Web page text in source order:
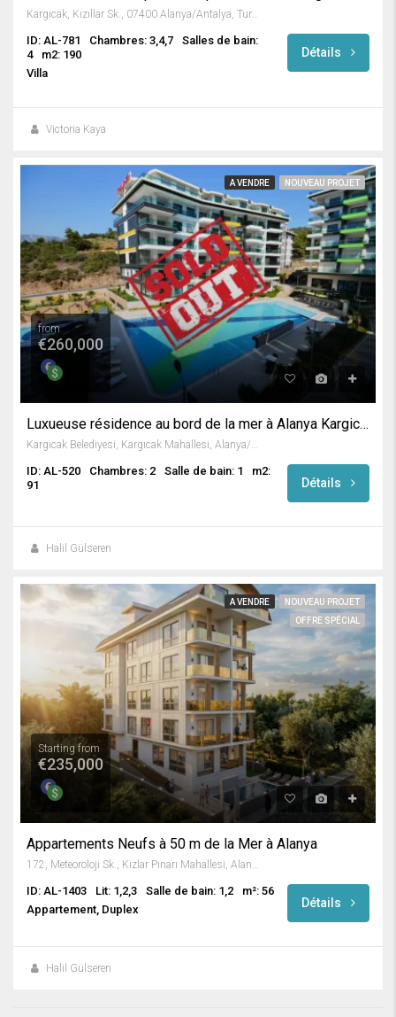
Kargıcak, Kızıllar Sk., 07400 Alanya/Antalya, Turkey
ID: AL-781 Chambres: 3,4,7
Salles de bain:
4
m2: 190
Villa
Détails
Victoria Kaya
A VENDRE NOUVEAU PROJET
from
€260,000
Luxueuse résidence au bord de la mer à Alanya Kargicak
Kargıcak Belediyesi, Kargıcak Mahallesi, Alanya/Antalya, Turkey
ID: AL-520 Chambres: 2 Salle de bain: 1
m2:
91
Détails
Halil Gülseren
A VENDRE
NOUVEAU PROJET
OFFRE SPÉCIAL
Starting from
€235,000
Appartements Neufs à 50 m de la Mer à Alanya
ID: AL-1403 Lit: 1,2,3 Salle de bain: 1,2
m²: 56
Appartement, Duplex
Détails
Halil Gülseren